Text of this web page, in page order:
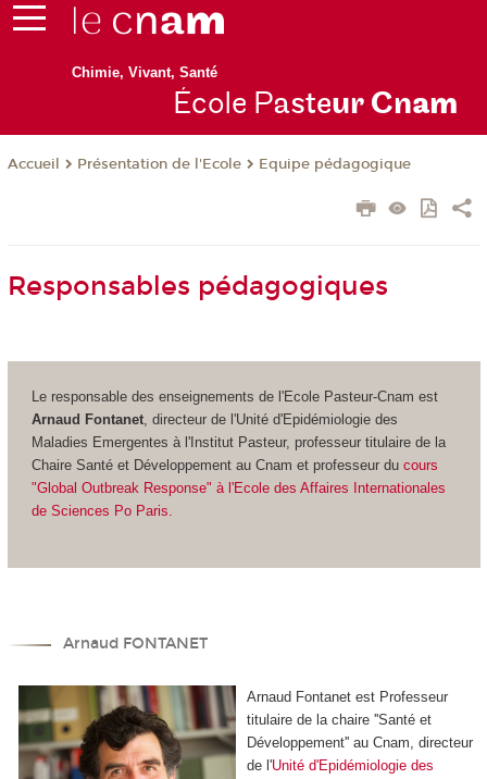
Chimie, Vivant, Santé
École Pasteur Cnam
Accueil Présentation de l'Ecole Equipe pédagogique
Responsables pédagogiques
Le responsable des enseignements de l'Ecole Pasteur-Cnam est
Arnaud Fontanet, directeur de l'Unité d'Epidémiologie des
Maladies Emergentes à l'Institut Pasteur, professeur titulaire de la
Chaire Santé et Développement au Cnam et professeur du cours
"Global Outbreak Response" à l'Ecole des Affaires Internationales
de Sciences Po Paris.
Arnaud FONTANET
Arnaud Fontanet est Professeur
titulaire de la chaire ''Santé et
Développement'' au Cnam, directeur
de l'Unité d'Epidémiologie des